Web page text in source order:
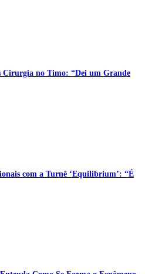
Cirurgia no Timo: “Dei um Grande
com a Turnê ‘Equilibrium’: “É